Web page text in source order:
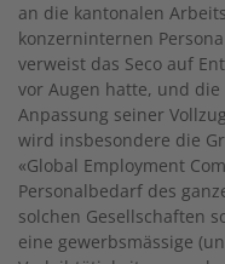
an die kantonalen
konzerninternen
verweist das Seco auf
vor Augen hatte, und
Anpassung seiner
wird insbesondere die
«Global Employment
Personalbedarf des
solchen Gesellschaften
eine gewerbsmässige